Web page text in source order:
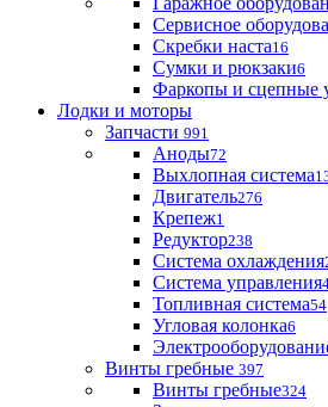
Сервисное
Скребки наста16
Сумки и рюкзаки6
Фаркопы и сцепные
Лодки и моторы
Запчасти 991
Аноды72
Выхлопная система
Двигатель276
Крепеж1
Редуктор238
Система охлаждения
Система управления
Топливная система54
Угловая колонка6
Винты гребные 397
Винты гребные324